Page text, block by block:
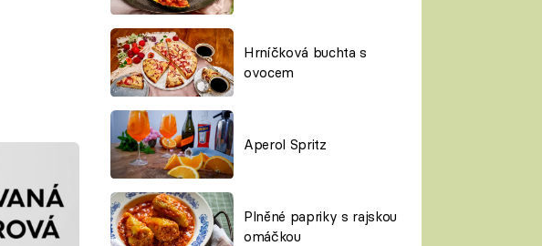
Hrníčková buchta s
ovocem
Aperol Spritz
Plněné papriky s rajskou
omáčkou